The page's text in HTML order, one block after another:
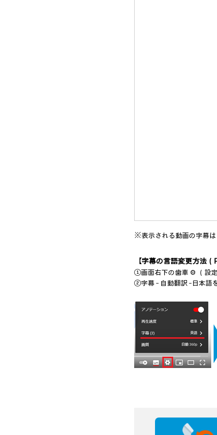
※表示される動画の字幕
【字幕の言語変更方法（
①画面右下の歯車 ⚙ （設
②字幕 – 自動翻訳 –日本語